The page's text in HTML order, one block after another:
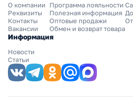
О компании
Реквизиты
Контакты
Вакансии
Программа лояльности
Полезная информация
Оптовые продажи
Обмен и возврат товара
Информация
Новости
Статьи